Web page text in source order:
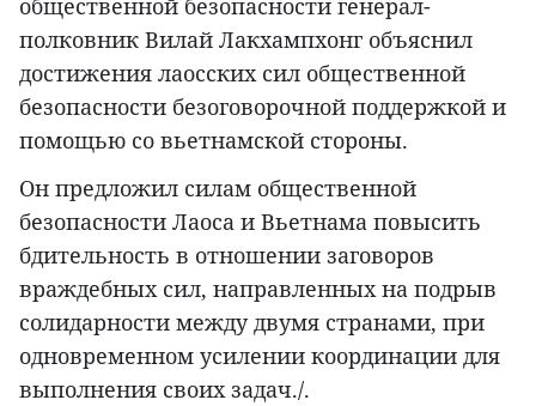
общественной безопасности генерал-
полковник Вилай Лакхампхонг объяснил
достижения лаосских сил общественной
безопасности безоговорочной поддержкой и
помощью со вьетнамской стороны.
Он предложил силам общественной
безопасности Лаоса и Вьетнама повысить
бдительность в отношении заговоров
враждебных сил, направленных на подрыв
солидарности между двумя странами, при
одновременном усилении координации для
выполнения своих задач./.